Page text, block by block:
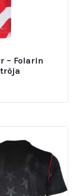
– Folarin